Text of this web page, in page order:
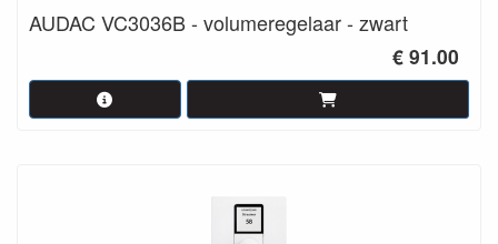
AUDAC VC3036B - volumeregelaar - zwart
€ 91.00